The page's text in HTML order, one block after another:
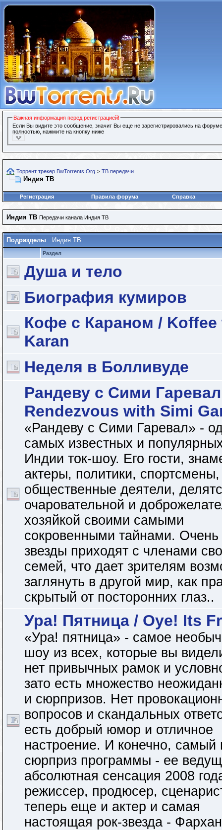
Важная информация перед регистрацией!
Если Вы видите это сообщение, значит Вы еще не зарегистрировались на
полностью, нажмите на кнопку ниже
Торрент трекер BwTorrents.Org > ТВ передачи
Индия ТВ
Регистрация Правила форума Справка
Индия ТВ Передачи канала Индия ТВ
Подразделы : Индия ТВ
Раздел
Душа и тело
Биография кумиров
Кофе с Караном / Koffee
Karan
Неделя в Болливуде
Рандеву с Сими
Rendezvous with Simi
«Рандеву с Сими Гаревал» -
самых известных и
Индии ток-шоу. Его гости,
актеры, политики, спортсмены,
общественные деятели,
очаровательной и
хозяйкой своими самыми
сокровенными тайнами. Очень
звезды приходят с членами
семей, что дает зрителям
заглянуть в другой мир, как
скрытый от посторонних глаз..
Ура! Пятница / Oye! Its
«Ура! пятница» - самое
шоу из всех, которые вы
нет привычных рамок и
зато есть множество
и сюрпризов. Нет
вопросов и скандальных
есть добрый юмор и отличное
настроение. И конечно, самый
сюрприз программы - ее
абсолютная сенсация 2008
режиссер, продюсер,
теперь еще и актер и самая
настоящая рок-звезда -